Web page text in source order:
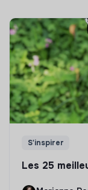
S'inspirer
Les 25